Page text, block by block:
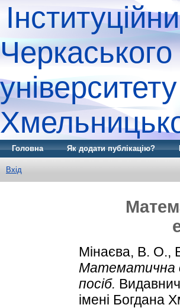
Головна Як додати публікацію?
Вхід
Мінаєва, В. О.,
Математична
посіб.
імені Богдана